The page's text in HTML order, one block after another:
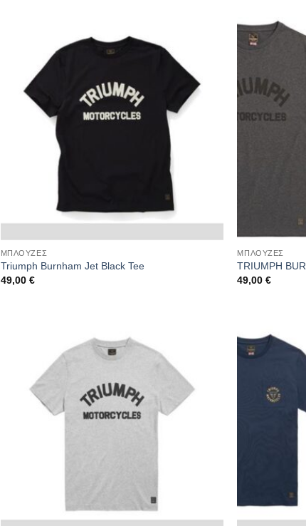
ΜΠΛΟΥΖΕΣ
Triumph Burnham Jet Black Tee
49,00 €
ΜΠΛΟΥΖΕΣ
TRIUMPH
49,00€